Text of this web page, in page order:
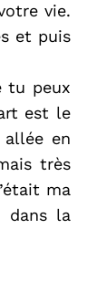
vie.
et puis
tu peux
est le
en
très
ma
dans la